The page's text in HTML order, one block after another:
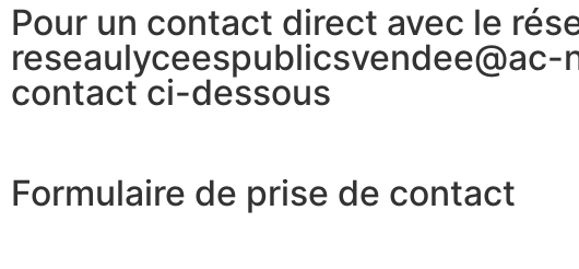
Pour un contact direct avec le
contact ci-dessous
Formulaire de prise de contact